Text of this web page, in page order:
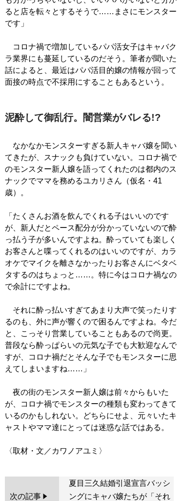
ると店を転々とするそうで……まさにモンスター
です」
コロナ禍で増加しているパパ活女子はキャバク
ラ業界にも蔓延しているのだそう。筆者が聞いた
話によると、最近はパパ活目的嬢の情報が回って
面接の時点で不採用にすることもあるという。
泥酔して御乱行。闇営業がバレる!?
なかなかモンスターすぎる新人キャバ嬢を聞い
てきたが、スナックも負けていない。コロナ禍で
のモンスター新人嬢を語ってくれたのは都内のス
ナックでママを務めるユカリさん（仮名・41
歳）。
「たくさんお酒を飲んでくれる子はいいのです
が、新人だとペース配分が分かっていないので酔
っ払う子が多いんですよね。酔っていても楽しく
お客さんと喋ってくれるのはいいのですが、カラ
オケでマイクを離さなかったりお客さんにベタベ
タするのはちょっと……。特に今はコロナ禍なの
で余計にですよね。
それに酔っ払いすぎてあまり大声で笑ったりす
るのも、外に声が響くので困るんですよね。今だ
と、こっそり営業していることもあるので尚更。
普段なら酔っぱらいの元気な子でも大歓迎なんで
すが、コロナ禍だとそんな子でもモンスターに思
えてしまいますね……」
夜の街のモンスター新人嬢は前々からもいた
が、コロナ禍でモンスターの種類も変わってきて
いるのかもしれない。どちらにせよ、元々いたキ
ャストやママ達にとっては迷惑な話ではある。
次の記事
夏目三久結婚引退宣言バッシ
ングにキャバ嬢たちが「それ